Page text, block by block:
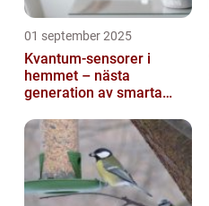
01 september 2025
Kvantum-sensorer i
hemmet – nästa
generation av smarta